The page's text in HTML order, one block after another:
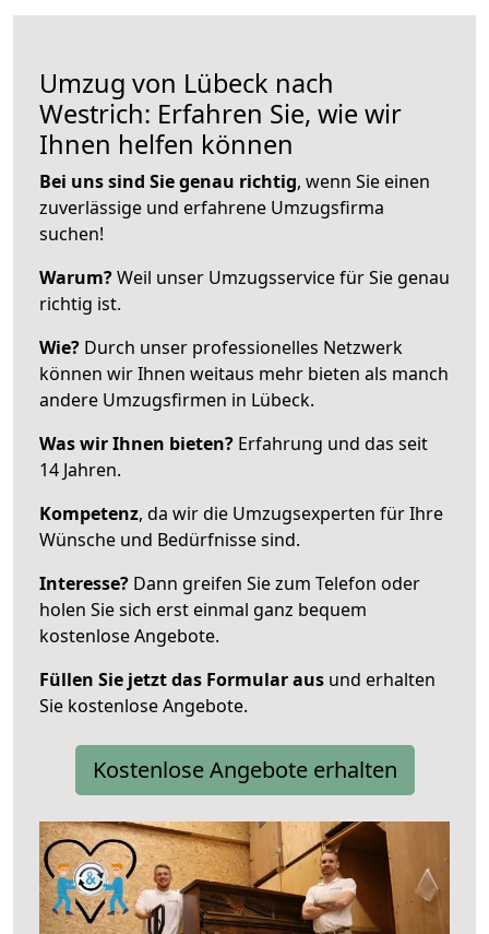
Umzug von Lübeck nach
Westrich: Erfahren Sie, wie wir
Ihnen helfen können
Bei uns sind Sie genau richtig, wenn Sie einen
zuverlässige und erfahrene Umzugsfirma
suchen!
Warum?Weil unser Umzugsservice für Sie genau
richtig ist.
Wie? Durch unser professionelles Netzwerk
können wir Ihnen weitaus mehr bieten als manch
andere Umzugsfirmen in Lübeck.
Was wir Ihnen bieten? Erfahrung und das seit
14 Jahren.
Kompetenz, da wir die Umzugsexperten für Ihre
Wünsche und Bedürfnisse sind.
Interesse? Dann greifen Sie zum Telefon oder
holen Sie sich erst einmal ganz bequem
kostenlose Angebote.
Füllen Sie jetzt das Formular aus und erhalten
Sie kostenlose Angebote.
Kostenlose Angebote erhalten